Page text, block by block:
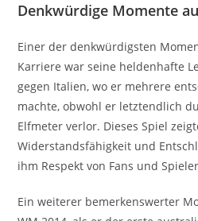
Denkwürdige Momente
Einer der denkwürdigsten
Karriere war seine heldenhafte
gegen Italien, wo er mehrere
machte, obwohl er letztendlich
Elfmeter verlor. Dieses Spiel
Widerstandsfähigkeit und
ihm Respekt von Fans und
Ein weiterer bemerkenswerter